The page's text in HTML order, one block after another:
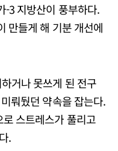
-3 지방산이 풍부하다.
만들게 해 기분 개선에
거나 못쓰게 된 전구
뤄뒀던 약속을 잡는다.
스트레스가 풀리고
.